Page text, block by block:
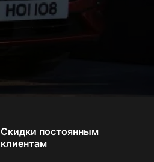
Скидки постоянным
клиентам